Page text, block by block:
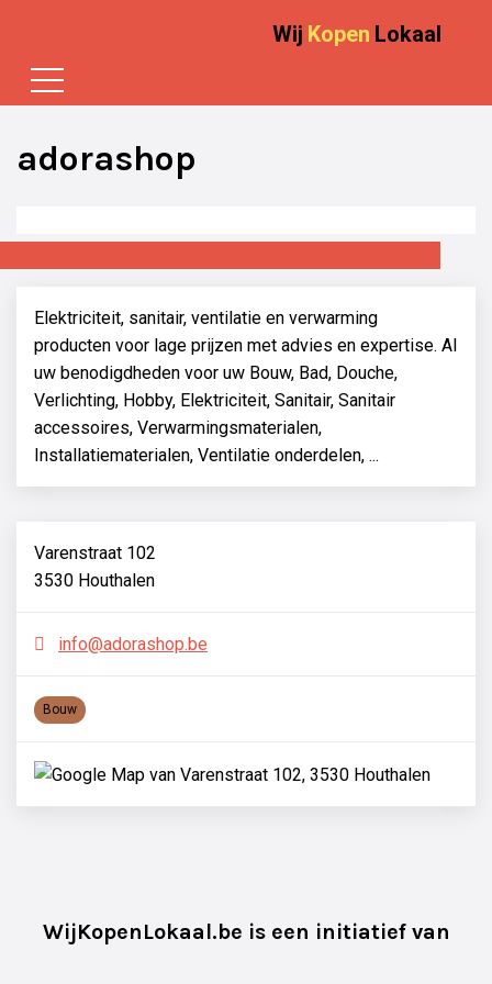
Wij Kopen Lokaal
adorashop
Elektriciteit, sanitair, ventilatie en verwarming
producten voor lage prijzen met advies en expertise. Al
uw benodigdheden voor uw Bouw, Bad, Douche,
Verlichting, Hobby, Elektriciteit, Sanitair, Sanitair
accessoires, Verwarmingsmaterialen,
Installatiematerialen, Ventilatie onderdelen, ...
Varenstraat 102
3530 Houthalen
info@adorashop.be
Bouw
WijKopenLokaal.be is een initiatief van